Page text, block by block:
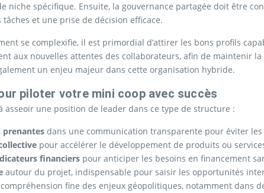
niche spécifique. Ensuite, la gouvernance partagée doit être
et une prise de décision efficace.
se complexifie, il est primordial d’attirer les bons profils
aux nouvelles attentes des collaborateurs, afin de maintenir
un enjeu majeur dans cette organisation hybride.
piloter votre mini coop avec succès
une position de leader dans ce type de structure :
dans une communication transparente pour éviter
pour accélérer le développement de produits ou
financiers pour anticiper les besoins en financement
autour du projet, indispensable pour saisir les opportunités
fine des enjeux géopolitiques, notamment dans